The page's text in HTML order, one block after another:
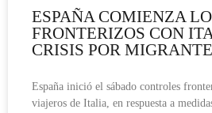
ESPAÑA COMIENZA
FRONTERIZOS CON
CRISIS POR
España inició el sábado controles
viajeros de Italia, en respuesta a